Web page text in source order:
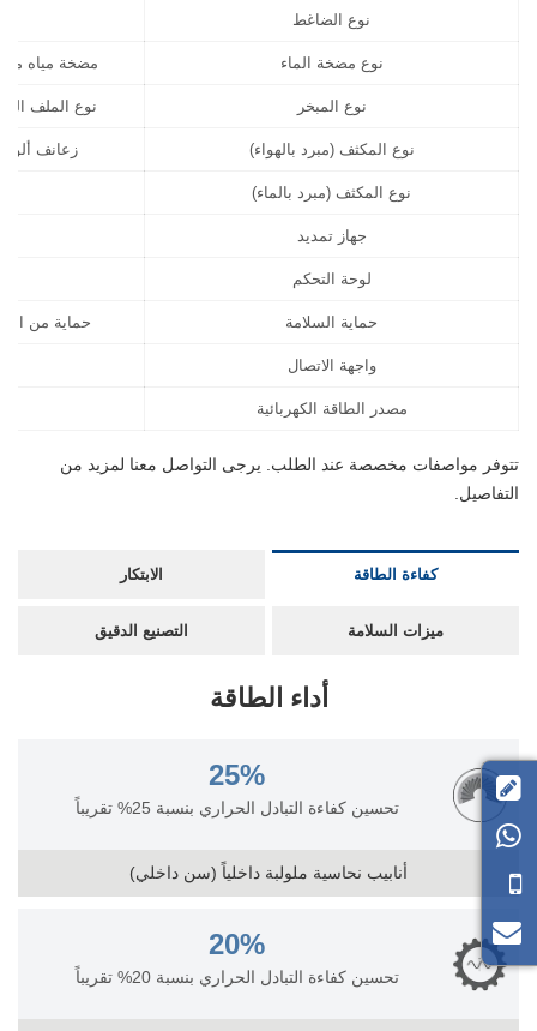
نوع الضاغط
نوع مضخة الماء مضخة مياه
نوع المبخر نوع الملف
نوع المكثف (مبرد بالهواء) زعانف
نوع المكثف (مبرد بالماء)
جهاز تمديد
لوحة التحكم
حماية السلامة حماية من
واجهة الاتصال
مصدر الطاقة الكهربائية
تتوفر مواصفات مخصصة عند الطلب. يرجى التواصل معنا لمزيد من
التفاصيل.
كفاءة الطاقة الابتكار
ميزات السلامة التصنيع الدقيق
أداء الطاقة
25%
تحسين كفاءة التبادل الحراري بنسبة 25% تقريباً
أنابيب نحاسية ملولبة داخلياً (سن داخلي)
20%
تحسين كفاءة التبادل الحراري بنسبة 20% تقريباً

